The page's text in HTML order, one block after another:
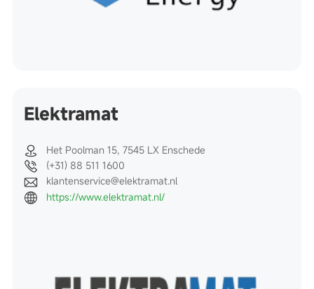
Elektramat
Het Poolman 15, 7545 LX Enschede
(+31) 88 511 1600
klantenservice@elektramat.nl
https://www.elektramat.nl/